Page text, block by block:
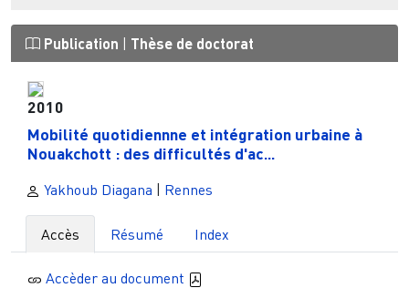
Publication Thèse de doctorat
2010
Mobilité quotidiennne et intégration urbaine à
Nouakchott : des difficultés d'ac...
Yakhoub Diagana Rennes
Accès Résumé Index
Accèder au document